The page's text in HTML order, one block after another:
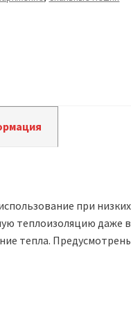
при
теплоизоляцию даже
тепла.